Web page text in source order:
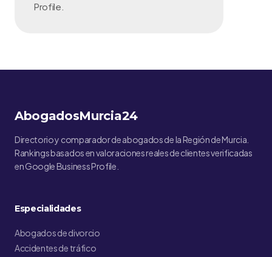
Profile.
AbogadosMurcia24
Directorio y comparador de abogados de la Región de Murcia.
Rankings basados en valoraciones reales de clientes verificadas
en Google Business Profile.
Especialidades
Abogados de divorcio
Accidentes de tráfico